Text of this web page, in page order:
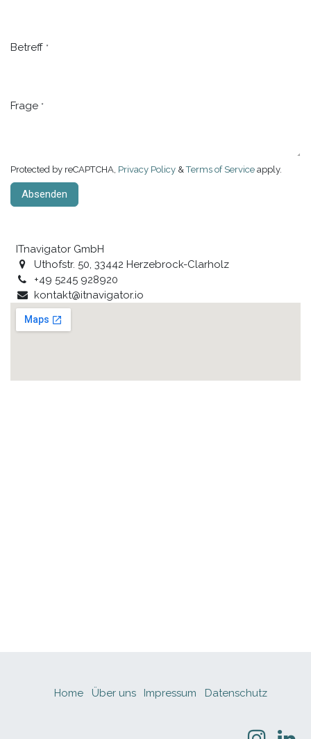
Betreff *
Frage *
Protected by reCAPTCHA, Privacy Policy &Terms of Service apply.
Absenden
ITnavigator GmbH
Uthofstr. 50, 33442 Herzebrock-Clarholz
+49 5245 928920
kontakt@itnavigator.io
Home Über uns Impressum Datenschutz